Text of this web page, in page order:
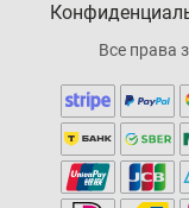
Все права